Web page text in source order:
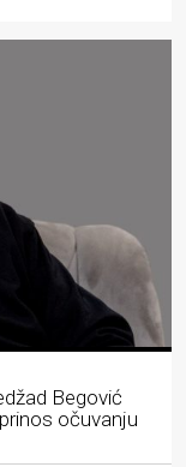
Begović
očuvanju